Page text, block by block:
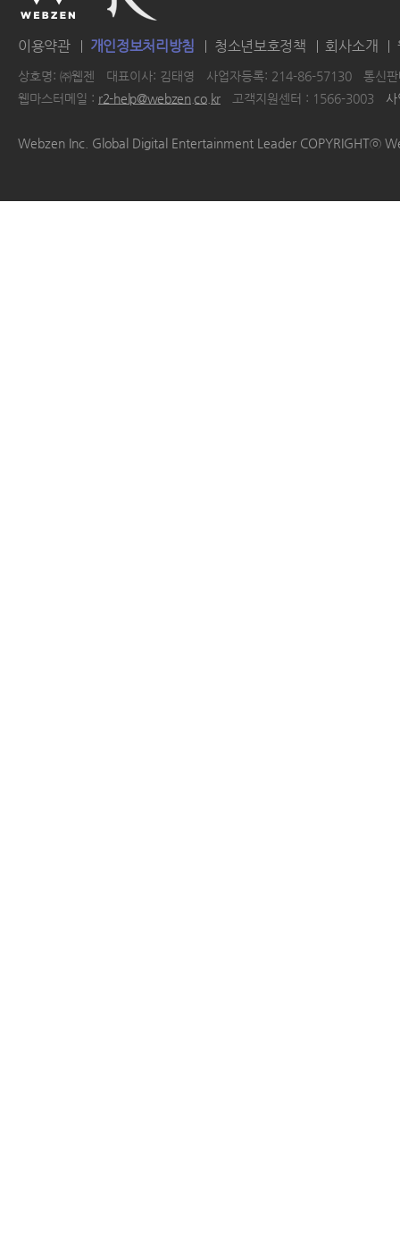
이용약관 개인정보처리방침 청소년보호정책 회사소개
상호명: ㈜웹젠 대표이사: 김태영 사업자등록: 214-86-57130
통신
웹마스터메일 : r2-help@webzen.co.kr 고객지원센터 : 1566-3003
Webzen Inc. Global Digital Entertainment Leader COPYRIGHTⓒ